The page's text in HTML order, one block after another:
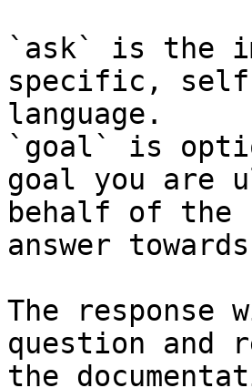
`ask` is the
specific,
language.
`goal` is
goal you are
behalf of
answer
The
question and
the